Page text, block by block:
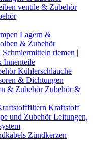
ventile & Zubehör
Lagern &
& Zubehör
riemen |
Innenteile
Kühlerschläuche
& Dichtungen
& Zubehör Zubehör &
Kraftstoff
und ZubehörLeitungen,
Zündkerzen